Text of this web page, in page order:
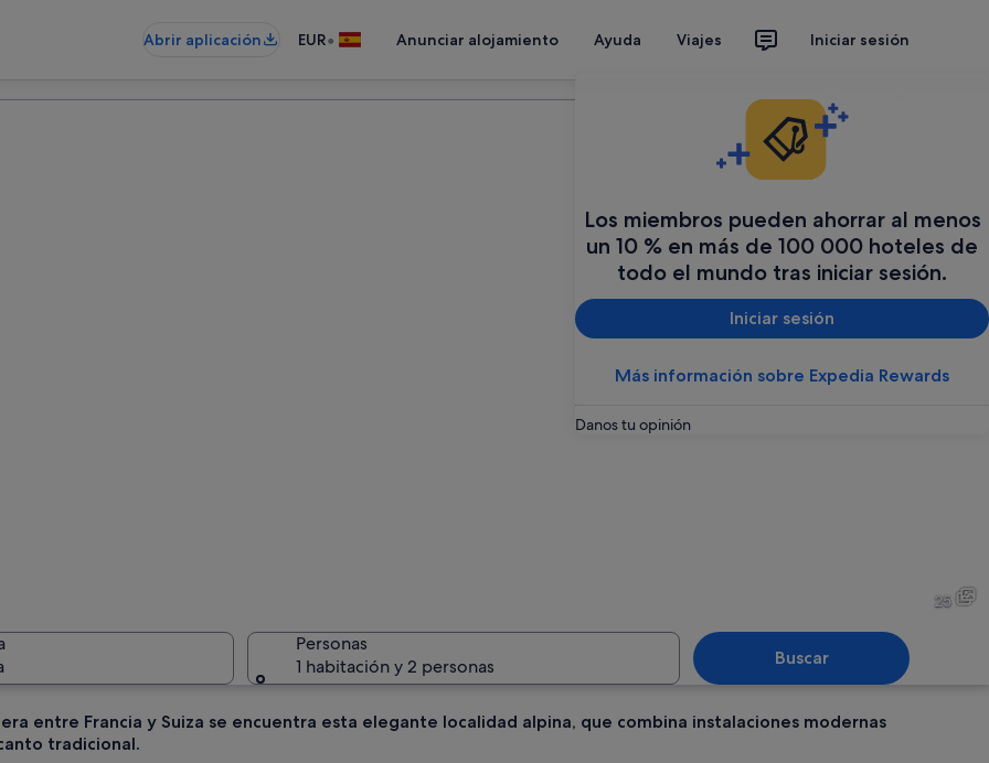
Abrir aplicación EUR• Anunciar alojamiento Ayuda Viajes Iniciar sesión
Los miembros pueden ahorrar al menos
un 10 % en más de 100 000 hoteles de
todo el mundo tras iniciar sesión.
Iniciar sesión
Más información sobre Expedia Rewards
Danos tu opinión
25
Personas
1 habitación y 2 personas
Buscar
entre Francia y Suiza se encuentra esta elegante localidad alpina, que combina instalaciones modernas
tradicional.